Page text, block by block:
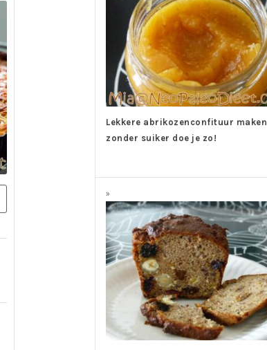
Lekkere abrikozenconfituur maken
zonder suiker doe je zo!